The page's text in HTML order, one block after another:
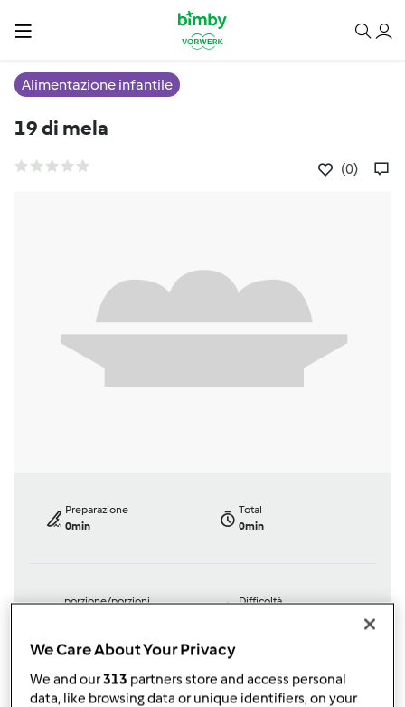
Alimentazione infantile
19 di mela
(0)
Preparazione
0min
Total
0min
porzione/porzioni
Difficoltà
We Care About Your Privacy
We and our313 partners store and access personal
data, like browsing data or unique identifiers, on your